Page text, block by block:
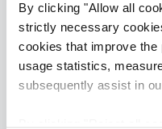
By clicking "Allow all
strictly necessary
cookies that improve
usage statistics,
subsequently assist in
Recruitment
Reed Prague
Luboš pracuje ve
Sales & Marketing